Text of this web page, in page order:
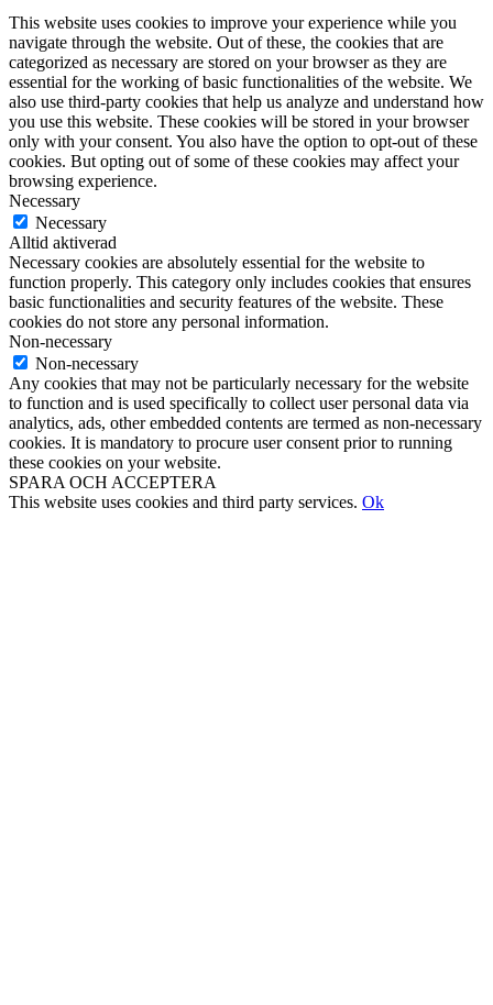
This website uses cookies to improve your experience while you
navigate through the website. Out of these, the cookies that are
categorized as necessary are stored on your browser as they are
essential for the working of basic functionalities of the website. We
also use third-party cookies that help us analyze and understand how
you use this website. These cookies will be stored in your browser
only with your consent. You also have the option to opt-out of these
cookies. But opting out of some of these cookies may affect your
browsing experience.
Necessary
Necessary
Alltid aktiverad
Necessary cookies are absolutely essential for the website to
function properly. This category only includes cookies that ensures
basic functionalities and security features of the website. These
cookies do not store any personal information.
Non-necessary
Non-necessary
Any cookies that may not be particularly necessary for the website
to function and is used specifically to collect user personal data via
analytics, ads, other embedded contents are termed as non-necessary
cookies. It is mandatory to procure user consent prior to running
these cookies on your website.
SPARA OCH ACCEPTERA
This website uses cookies and third party services. Ok